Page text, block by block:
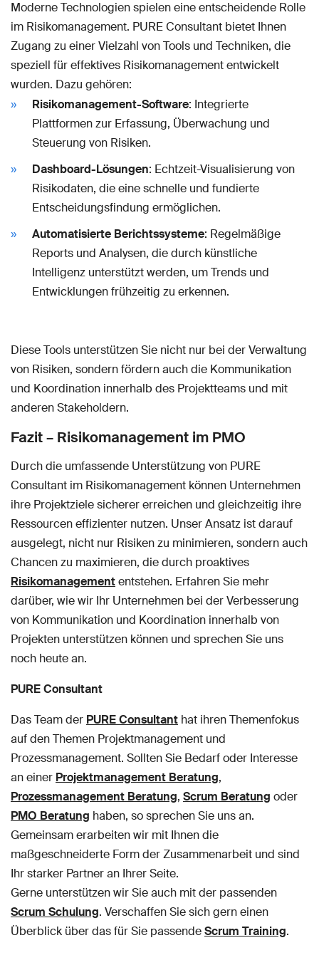
Moderne Technologien spielen eine entscheidende Rolle
im Risikomanagement. PURE Consultant bietet Ihnen
Zugang zu einer Vielzahl von Tools und Techniken, die
speziell für effektives Risikomanagement entwickelt
wurden. Dazu gehören:
Risikomanagement-Software: Integrierte
Plattformen zur Erfassung, Überwachung und
Steuerung von Risiken.
Dashboard-Lösungen: Echtzeit-Visualisierung von
Risikodaten, die eine schnelle und fundierte
Entscheidungsfindung ermöglichen.
Automatisierte Berichtssysteme: Regelmäßige
Reports und Analysen, die durch künstliche
Intelligenz unterstützt werden, um Trends und
Entwicklungen frühzeitig zu erkennen.
Diese Tools unterstützen Sie nicht nur bei der Verwaltung
von Risiken, sondern fördern auch die Kommunikation
und Koordination innerhalb des Projektteams und mit
anderen Stakeholdern.
Fazit – Risikomanagement im PMO
Durch die umfassende Unterstützung von PURE
Consultant im Risikomanagement können Unternehmen
ihre Projektziele sicherer erreichen und gleichzeitig ihre
Ressourcen effizienter nutzen. Unser Ansatz ist darauf
ausgelegt, nicht nur Risiken zu minimieren, sondern auch
Chancen zu maximieren, die durch proaktives
Risikomanagemententstehen. Erfahren Sie mehr
darüber, wie wir Ihr Unternehmen bei der Verbesserung
von Kommunikation und Koordination innerhalb von
Projekten unterstützen können und sprechen Sie uns
noch heute an.
PURE Consultant
Das Team der PURE Consultant hat ihren Themenfokus
auf den Themen Projektmanagement und
Prozessmanagement. Sollten Sie Bedarf oder Interesse
an einer Projektmanagement Beratung,
Prozessmanagement Beratung, Scrum Beratung oder
PMO Beratung haben, so sprechen Sie uns an.
Gemeinsam erarbeiten wir mit Ihnen die
maßgeschneiderte Form der Zusammenarbeit und sind
Ihr starker Partner an Ihrer Seite.
Gerne unterstützen wir Sie auch mit der passenden
Scrum Schulung. Verschaffen Sie sich gern einen
Überblick über das für Sie passendeScrum Training.